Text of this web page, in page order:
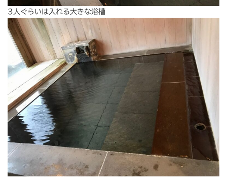
3人ぐらいは入れる大きな浴槽